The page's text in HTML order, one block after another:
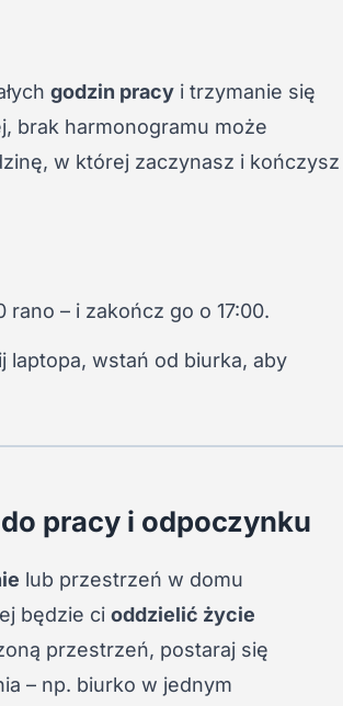
godzin pracy i trzymanie się
brak harmonogramu może
w której zaczynasz i kończysz
rano – i zakończ go o 17:00.
laptopa, wstań od biurka, aby
pracy i odpoczynku
lub przestrzeń w domu
będzie ci oddzielić życie
przestrzeń, postaraj się
– np. biurko w jednym